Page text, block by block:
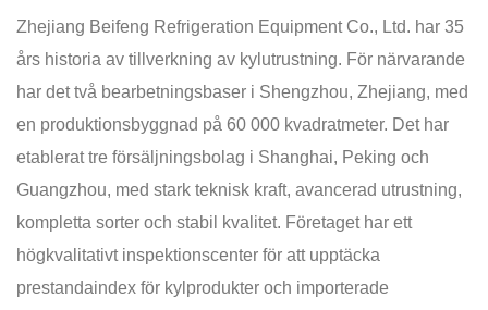
Zhejiang Beifeng Refrigeration Equipment Co., Ltd. har 35
års historia av tillverkning av kylutrustning. För närvarande
har det två bearbetningsbaser i Shengzhou, Zhejiang, med
en produktionsbyggnad på 60 000 kvadratmeter. Det har
etablerat tre försäljningsbolag i Shanghai, Peking och
Guangzhou, med stark teknisk kraft, avancerad utrustning,
kompletta sorter och stabil kvalitet. Företaget har ett
högkvalitativt inspektionscenter för att upptäcka
prestandaindex för kylprodukter och importerade